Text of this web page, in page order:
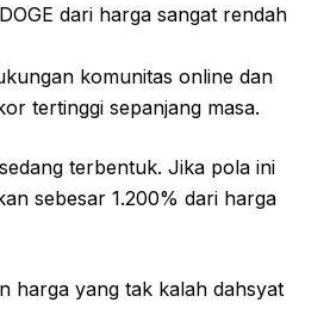
dari harga sangat rendah
komunitas online dan
tertinggi sepanjang masa.
terbentuk. Jika pola ini
sebesar 1.200% dari harga
harga yang tak kalah dahsyat